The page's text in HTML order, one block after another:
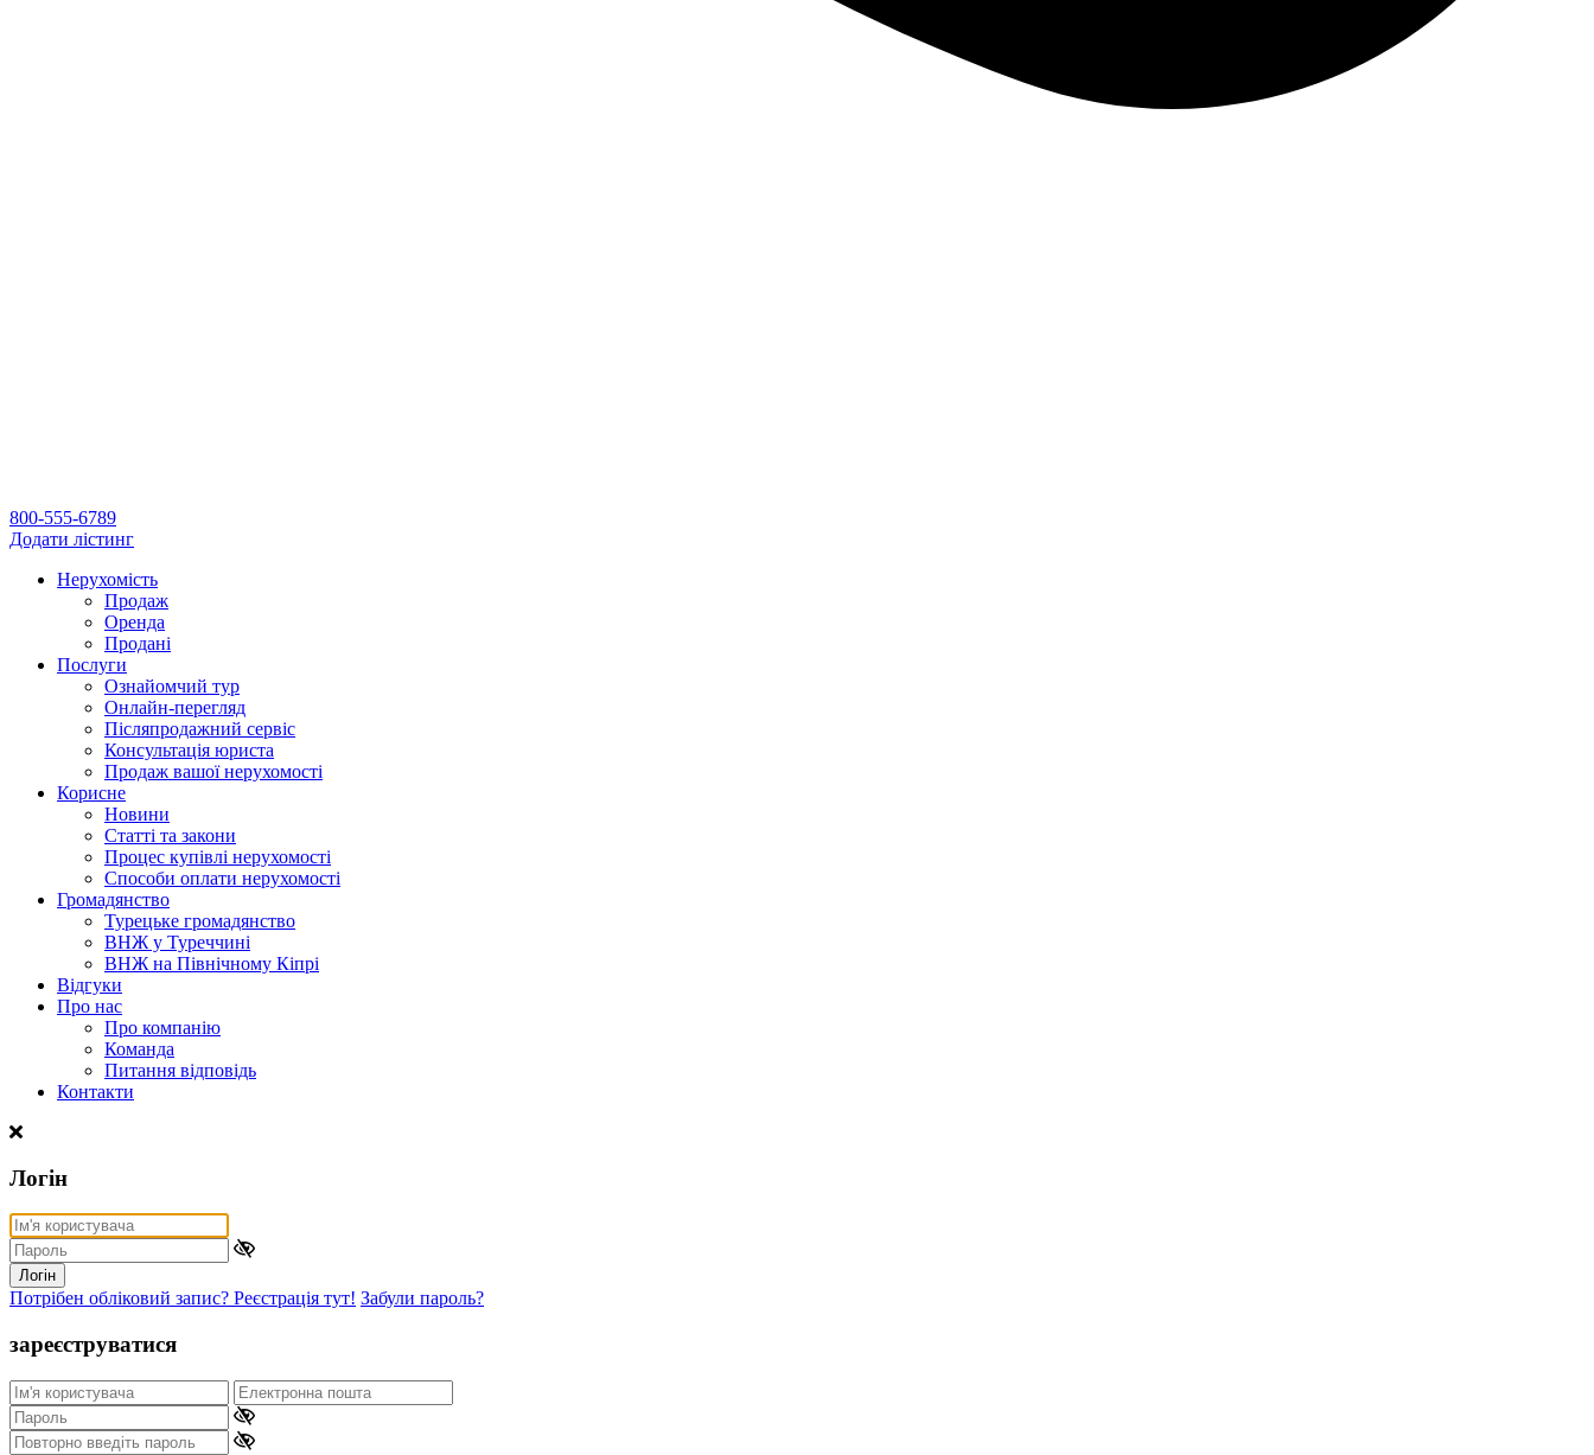
800-555-6789
Додати лістинг
Нерухомість
Продаж
Оренда
Продані
Послуги
Ознайомчий тур
Онлайн-перегляд
Післяпродажний сервіс
Консультація юриста
Продаж вашої нерухомості
Корисне
Новини
Статті та закони
Процес купівлі нерухомості
Способи оплати нерухомості
Громадянство
Турецьке громадянство
ВНЖ у Туреччині
ВНЖ на Північному Кіпрі
Відгуки
Про нас
Про компанію
Команда
Питання відповідь
Контакти
Логін
Логін
Потрібен обліковий запис? Реєстрація тут! Забули пароль?
зареєструватися